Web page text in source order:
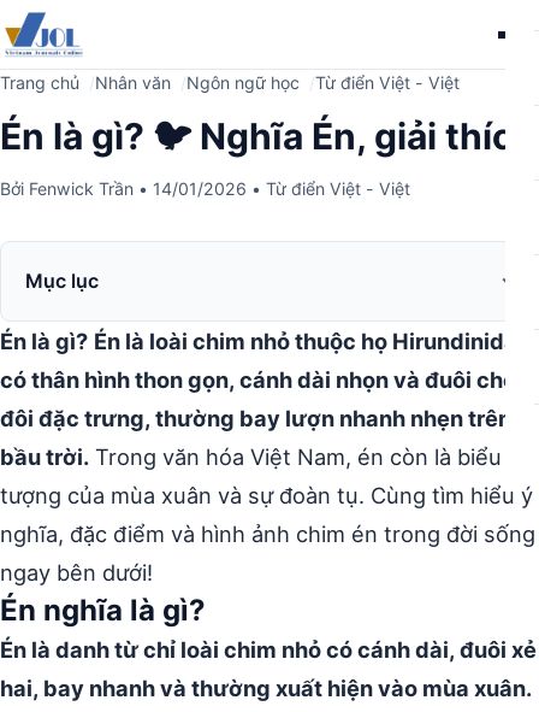
Trang chủ Nhân văn Ngôn ngữ học Từ điển Việt - Việt
Én là gì? 🐦 Nghĩa Én, giải thích
Bởi Fenwick Trần • 14/01/2026 • Từ điển Việt - Việt
Mục lục
Én là gì? Én là loài chim nhỏ thuộc họ Hirundinidae,
có thân hình thon gọn, cánh dài nhọn và đuôi chẻ
đôi đặc trưng, thường bay lượn nhanh nhẹn trên
bầu trời. Trong văn hóa Việt Nam, én còn là biểu
tượng của mùa xuân và sự đoàn tụ. Cùng tìm hiểu ý
nghĩa, đặc điểm và hình ảnh chim én trong đời sống
ngay bên dưới!
Én nghĩa là gì?
Én là danh từ chỉ loài chim nhỏ có cánh dài, đuôi xẻ
hai, bay nhanh và thường xuất hiện vào mùa xuân.